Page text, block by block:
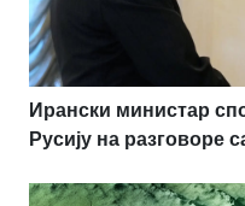
Ирански министар
Русију на разговоре